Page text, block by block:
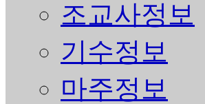
조교사정보
기수정보
마주정보